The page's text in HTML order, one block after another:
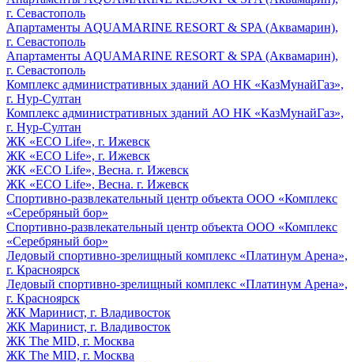
г. Севастополь
Апартаменты AQUAMARINE RESORT & SPA (Аквамарин),
г. Севастополь
Апартаменты AQUAMARINE RESORT & SPA (Аквамарин),
г. Севастополь
Комплекс административных зданий АО НК «КазМунайГаз»,
г. Нур-Султан
Комплекс административных зданий АО НК «КазМунайГаз»,
г. Нур-Султан
ЖК «ECO Life», г. Ижевск
ЖК «ECO Life», г. Ижевск
ЖК «ECO Life», Весна. г. Ижевск
ЖК «ECO Life», Весна. г. Ижевск
Спортивно-развлекательный центр объекта ООО «Комплекс
«Серебряный бор»
Спортивно-развлекательный центр объекта ООО «Комплекс
«Серебряный бор»
Ледовый спортивно-зрелищный комплекс «Платинум Арена»,
г. Красноярск
Ледовый спортивно-зрелищный комплекс «Платинум Арена»,
г. Красноярск
ЖК Маринист, г. Владивосток
ЖК Маринист, г. Владивосток
ЖК The MID, г. Москва
ЖК The MID, г. Москва